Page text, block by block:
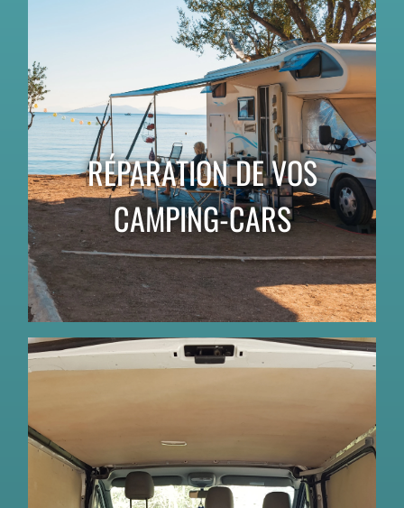
RÉPARATION DE VOS
CAMPING-CARS